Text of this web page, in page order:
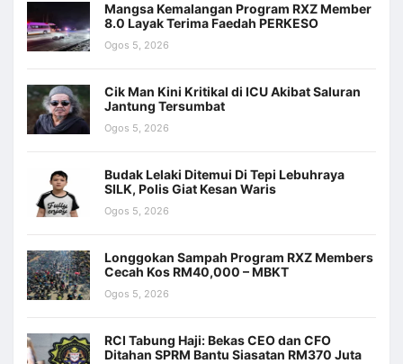
Mangsa Kemalangan Program RXZ Member
8.0 Layak Terima Faedah PERKESO
Ogos 5, 2026
Cik Man Kini Kritikal di ICU Akibat Saluran
Jantung Tersumbat
Ogos 5, 2026
Budak Lelaki Ditemui Di Tepi Lebuhraya
SILK, Polis Giat Kesan Waris
Ogos 5, 2026
Longgokan Sampah Program RXZ Members
Cecah Kos RM40,000 – MBKT
Ogos 5, 2026
RCI Tabung Haji: Bekas CEO dan CFO
Ditahan SPRM Bantu Siasatan RM370 Juta